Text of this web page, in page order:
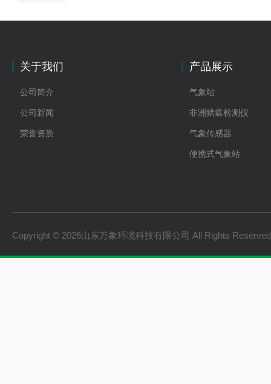
关于我们
公司简介
公司新闻
荣誉资质
产品展示
气象站
非洲猪瘟检测仪
气象传感器
便携式气象站
手持气象站
土壤墒情监测系统
负氧离子监测系统
Copyright © 2026山东万象环境科技有限公司 All Rights